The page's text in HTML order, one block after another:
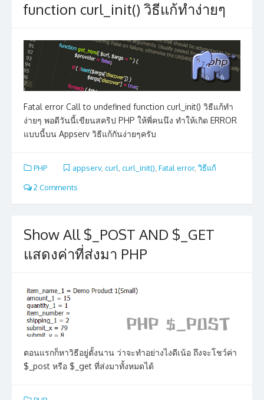
function curl_init() วิธีแก้ทำง่ายๆ
Fatal error Call to undefined function curl_init() วิธีแก้ทำ
ง่ายๆ พอดีวันนี้เขียนสคริป PHP ให้พี่คนนึง ทำให้เกิด ERROR
แบบนี้บน Appserv วิธีแก้กันง่ายๆครับ
PHP appserv, curl curl_init() Fatal error, วิธีแก้
2 Comments
Show All $_POST AND $_GET
แสดงค่าที่ส่งมา PHP
ตอนแรกก็หาวิธีอยู่ตั้งนาน ว่าจะทำอย่างไงดีเน้อ ถึงจะโชว์ค่า
$_post หรือ $_get ที่ส่งมาทั้งหมดได้